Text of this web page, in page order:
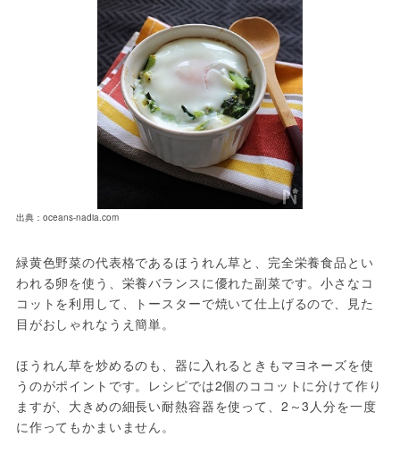
出典：oceans-nadia.com
緑黄色野菜の代表格であるほうれん草と、完全栄養食品とい
われる卵を使う、栄養バランスに優れた副菜です。小さなコ
コットを利用して、トースターで焼いて仕上げるので、見た
目がおしゃれなうえ簡単。
ほうれん草を炒めるのも、器に入れるときもマヨネーズを使
うのがポイントです。レシピでは2個のココットに分けて作り
ますが、大きめの細長い耐熱容器を使って、2～3人分を一度
に作ってもかまいません。